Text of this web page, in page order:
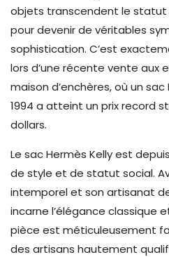
objets transcendent le statut
pour devenir de véritables
sophistication. C’est
lors d’une récente vente aux
maison d’enchères, où un
1994 a atteint un prix record
dollars.
Le sac Hermès Kelly est
de style et de statut social.
intemporel et son artisanat
incarne l’élégance classique
pièce est méticuleusement
des artisans hautement